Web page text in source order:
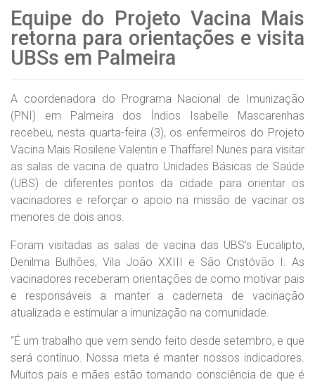
Equipe do Projeto Vacina Mais
retorna para orientações e visita
UBSs em Palmeira
A coordenadora do Programa Nacional de Imunização
(PNI) em Palmeira dos Índios Isabelle Mascarenhas
recebeu, nesta quarta-feira (3), os enfermeiros do Projeto
Vacina Mais Rosilene Valentin e Thaffarel Nunes para visitar
as salas de vacina de quatro Unidades Básicas de Saúde
(UBS) de diferentes pontos da cidade para orientar os
vacinadores e reforçar o apoio na missão de vacinar os
menores de dois anos.
Foram visitadas as salas de vacina das UBS’s Eucalipto,
Denilma Bulhões, Vila João XXIII e São Cristóvão I. As
vacinadores receberam orientações de como motivar pais
e responsáveis a manter a caderneta de vacinação
atualizada e estimular a imunização na comunidade.
“É um trabalho que vem sendo feito desde setembro, e que
será contínuo. Nossa meta é manter nossos indicadores.
Muitos pais e mães estão tomando consciência de que é